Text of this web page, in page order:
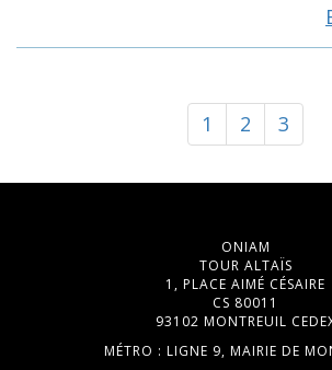
1 2 3
ONIAM
TOUR ALTAÏS
1, PLACE AIMÉ CÉSAIRE
CS 80011
93102 MONTREUIL
MÉTRO : LIGNE 9, MAIRIE DE